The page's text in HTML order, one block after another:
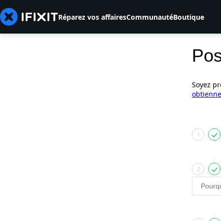
Réparez vos affairesCommunautéBoutique
Soyez
1
2